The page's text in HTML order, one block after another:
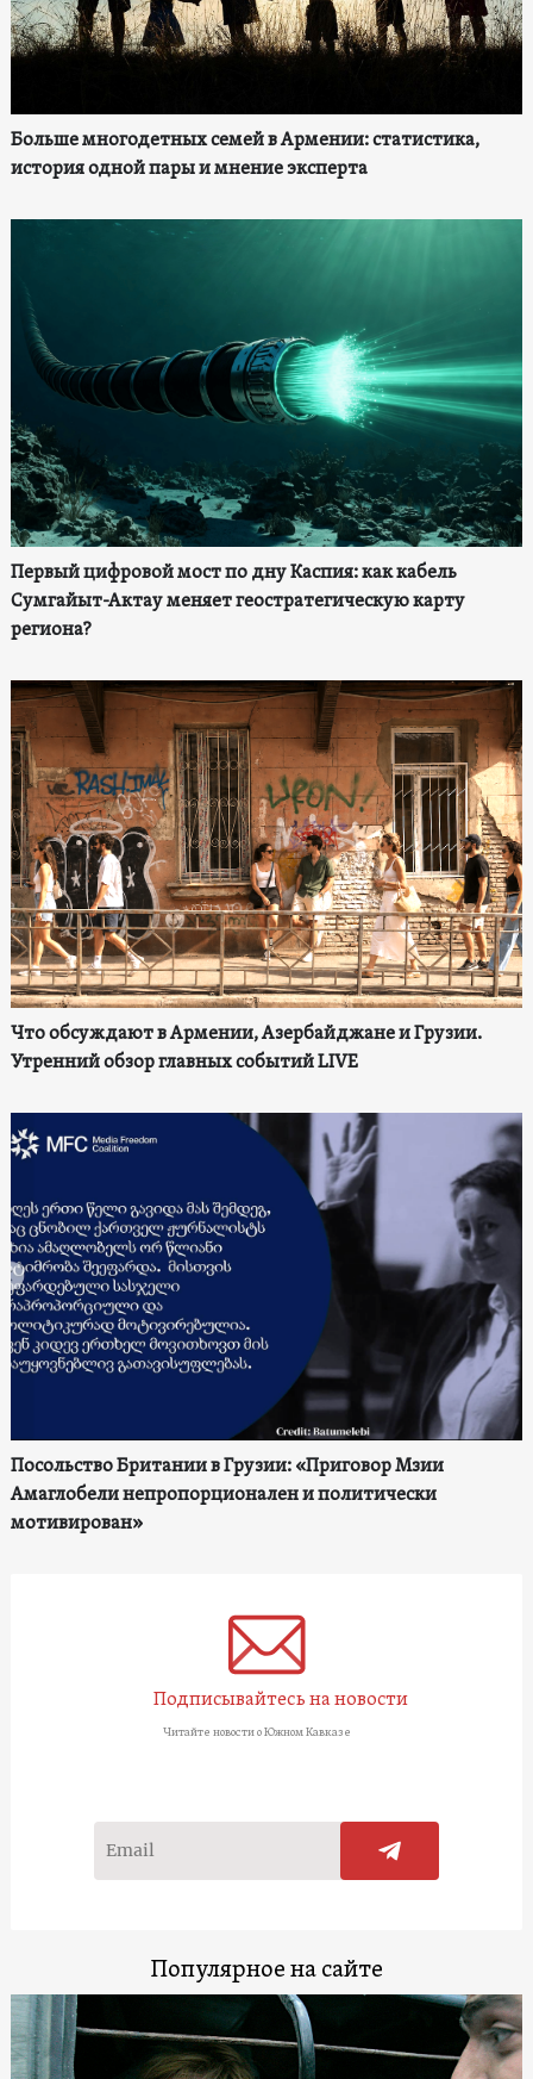
Больше многодетных семей в Армении: статистика,
история одной пары и мнение эксперта
Первый цифровой мост по дну Каспия: как кабель
Сумгайыт-Актау меняет геостратегическую карту
региона?
Что обсуждают в Армении, Азербайджане и Грузии.
Утренний обзор главных событий LIVE
Посольство Британии в Грузии: «Приговор Мзии
Амаглобели непропорционален и политически
мотивирован»
Подписывайтесь на новости
Читайте новости о Южном Кавказе
Популярное на сайте